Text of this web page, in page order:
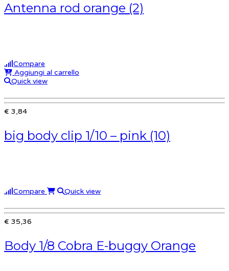
Antenna rod orange (2)
Compare
Aggiungi al carrello
Quick view
€ 3,84
big body clip 1/10 – pink (10)
Compare Quick view
€ 35,36
Body 1/8 Cobra E-buggy Orange